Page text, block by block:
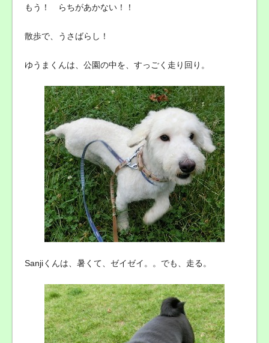
もう！ らちがあかない！！
散歩で、うさばらし！
ゆうまくんは、公園の中を、すっごく走り回り。
Sanjiくんは、暑くて、ゼイゼイ。。でも、走る。